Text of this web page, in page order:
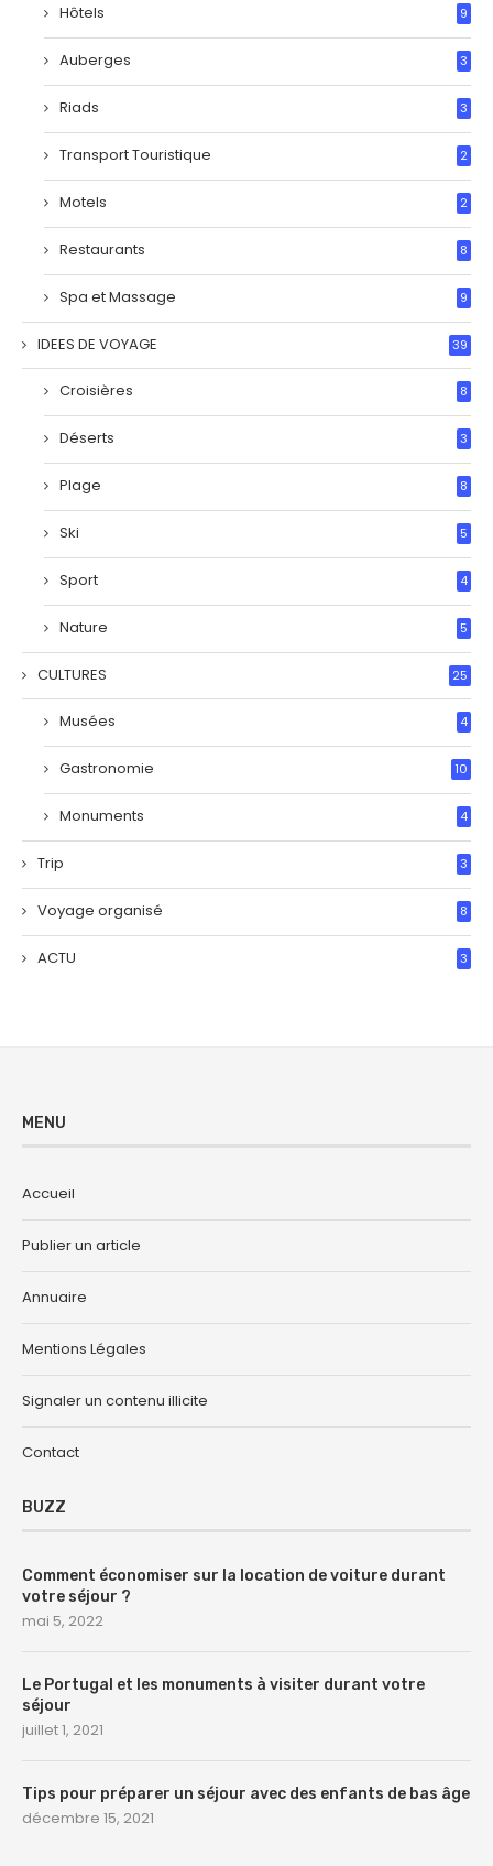
Hôtels 9
Auberges 3
Riads 3
Transport Touristique 2
Motels 2
Restaurants 8
Spa et Massage 9
IDEES DE VOYAGE 39
Croisières 8
Déserts 3
Plage 8
Ski 5
Sport 4
Nature 5
CULTURES 25
Musées 4
Gastronomie 10
Monuments 4
Trip 3
Voyage organisé 8
ACTU 3
MENU
Accueil
Publier un article
Annuaire
Mentions Légales
Signaler un contenu illicite
Contact
BUZZ
Comment économiser sur la location de voiture durant
votre séjour ?
mai 5, 2022
Le Portugal et les monuments à visiter durant votre
séjour
juillet 1, 2021
Tips pour préparer un séjour avec des enfants de bas âge
décembre 15, 2021